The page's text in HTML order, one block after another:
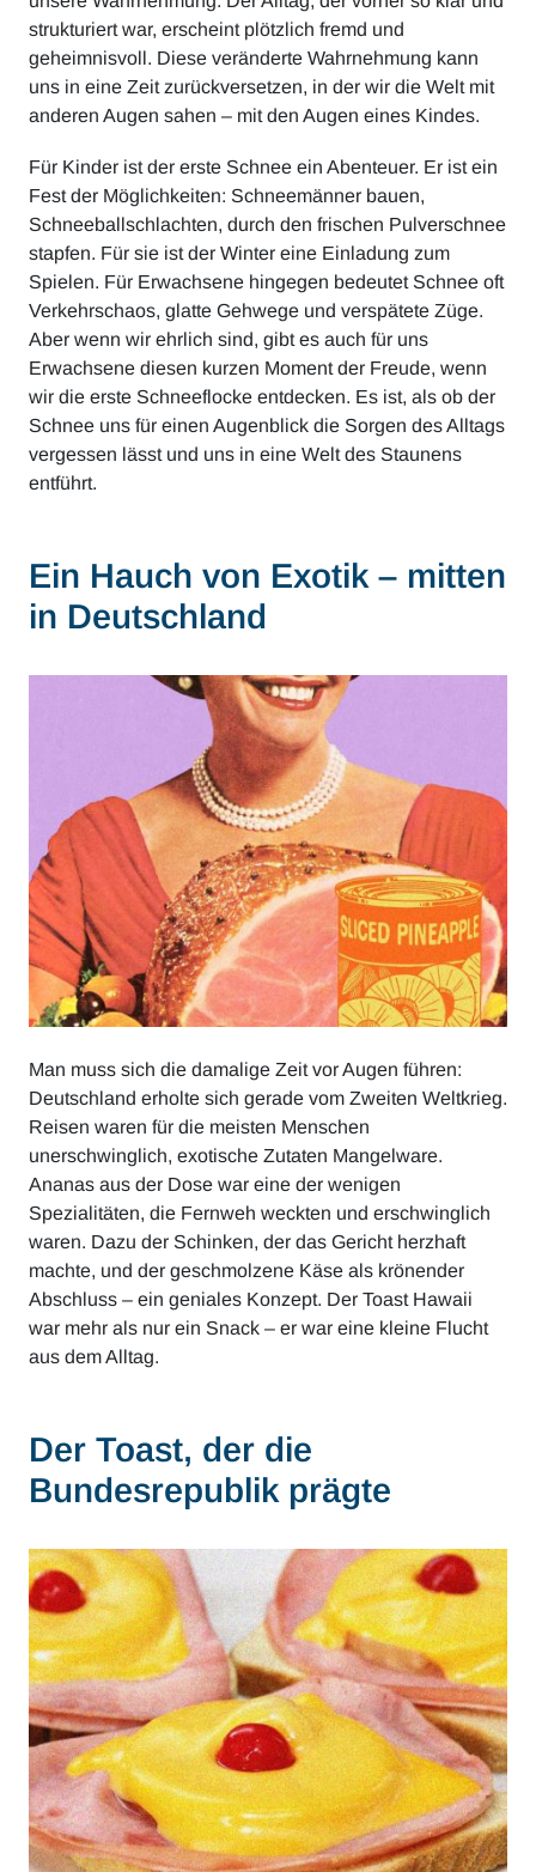
strukturiert war, erscheint plötzlich fremd und
geheimnisvoll. Diese veränderte Wahrnehmung kann
uns in eine Zeit zurückversetzen, in der wir die Welt mit
anderen Augen sahen – mit den Augen eines Kindes.
Für Kinder ist der erste Schnee ein Abenteuer. Er ist ein
Fest der Möglichkeiten: Schneemänner bauen,
Schneeballschlachten, durch den frischen Pulverschnee
stapfen. Für sie ist der Winter eine Einladung zum
Spielen. Für Erwachsene hingegen bedeutet Schnee oft
Verkehrschaos, glatte Gehwege und verspätete Züge.
Aber wenn wir ehrlich sind, gibt es auch für uns
Erwachsene diesen kurzen Moment der Freude, wenn
wir die erste Schneeflocke entdecken. Es ist, als ob der
Schnee uns für einen Augenblick die Sorgen des Alltags
vergessen lässt und uns in eine Welt des Staunens
entführt.
Ein Hauch von Exotik – mitten
in Deutschland
Man muss sich die damalige Zeit vor Augen führen:
Deutschland erholte sich gerade vom Zweiten Weltkrieg.
Reisen waren für die meisten Menschen
unerschwinglich, exotische Zutaten Mangelware.
Ananas aus der Dose war eine der wenigen
Spezialitäten, die Fernweh weckten und erschwinglich
waren. Dazu der Schinken, der das Gericht herzhaft
machte, und der geschmolzene Käse als krönender
Abschluss – ein geniales Konzept. Der Toast Hawaii
war mehr als nur ein Snack – er war eine kleine Flucht
aus dem Alltag.
Der Toast, der die
Bundesrepublik prägte